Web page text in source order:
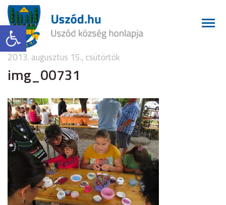
Eszköztár megnyitása
2013. augusztus 15., csütörtök
img_00731